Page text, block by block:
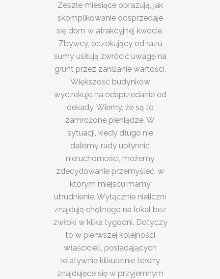
Zeszłe miesiące obrazują, jak
skomplikowanie odsprzedaje
się dom w atrakcyjnej kwocie.
Zbywcy, oczekujący od razu
sumy usiłują zwrócić uwagę na
grunt przez zaniżanie wartości.
Większość budynków
wyczekuje na odsprzedanie od
dekady. Wiemy, że są to
zamrożone pieniądze. W
sytuacji, kiedy długo nie
daliśmy rady upłynnić
nieruchomości, możemy
zdecydowanie przemyśleć, w
którym miejscu mamy
utrudnienie. Wyłącznie nieliczni
znajdują chętnego na lokal bez
zwłoki w kilka tygodni. Dotyczy
to w pierwszej kolejności
właścicieli, posiadających
relatywnie kilkuletnie tereny
znajdujęce się w przyjemnym